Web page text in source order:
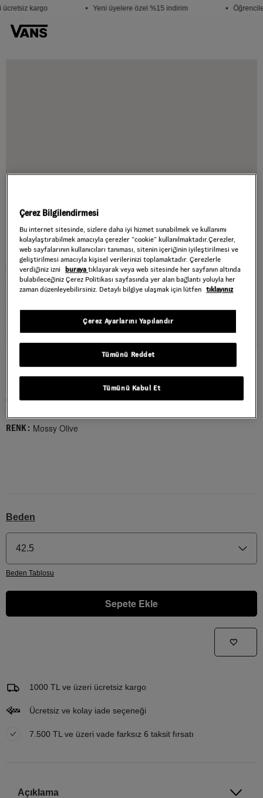
kargo • Yeni üyelere özel %15 indirim •
ULTRARANGE 2.0 RW AYAKKABI
Style : VN000EJ7FR11
6.999,00 TL
RENK : Mossy Olive
Beden
42.5
Beden Tablosu
Sepete Ekle
Email Adresi
1000 TL ve üzeri ücretsiz kargo
Ücretsiz ve kolay iade seçeneği
7.500 TL ve üzeri vade farksız 6 taksit fırsatı
Açıklama
Çerez Bilgilendirmesi
Bu internet sitesinde, sizlere daha iyi hizmet sunabilmek ve kullanımı
kolaylaştırabilmek amacıyla çerezler ”cookie” kullanılmaktadır.Çerezler,
web sayfalarının kullanıcıları tanıması, sitenin içeriğinin iyileştirilmesi ve
geliştirilmesi amacıyla kişisel verilerinizi toplamaktadır. Çerezlerle
verdiğiniz izni
burayatıklayarak veya web sitesinde her sayfanın altında
bulabileceğiniz Çerez Politikası sayfasında yer alan bağlantı yoluyla her
zaman düzenleyebilirsiniz. Detaylı bilgiye ulaşmak için lütfen tıklayınız
Tümünü Reddet
Tümünü Kabul Et
Çerez Ayarlarını Yapılandır